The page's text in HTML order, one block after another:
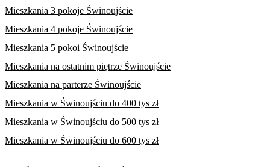
Mieszkania 3 pokoje Świnoujście
Mieszkania 4 pokoje Świnoujście
Mieszkania 5 pokoi Świnoujście
Mieszkania na ostatnim piętrze Świnoujście
Mieszkania na parterze Świnoujście
Mieszkania w Świnoujściu do 400 tys zł
Mieszkania w Świnoujściu do 500 tys zł
Mieszkania w Świnoujściu do 600 tys zł